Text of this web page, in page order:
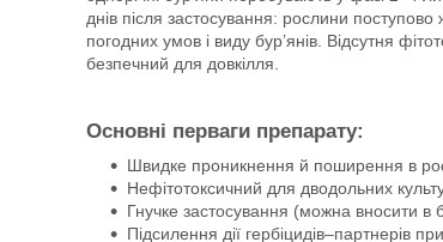
днів після застосування: рослини поступово
погодних умов і виду бур’янів. Відсутня
безпечний для довкілля.
Основні перваги препарату:
Швидке проникнення й поширення в
Нефітотоксичний для дводольних
Гнучке застосування (можна вносити в
Підсилення дії гербіцидів–партнерів